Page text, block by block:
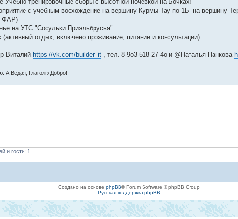
Учебно-тренировочные сборы с высотной ночевкой на Бочках!
с учебным восхождение на вершину Курмы-Тау по 1Б, на вершину
ФАР)
на УТС "Сосульки Приэльбрусья"
(активный отдых, включено проживание, питание и консультации)
Виталий https://vk.com/builder_it, тел. 8-9о3-518-27-4o и @Наталья Панкова
А Ведая, Глаголю Добро!
и гости: 1
Создано на основе phpBB® Forum Software © phpBB Group
Русская поддержка phpBB